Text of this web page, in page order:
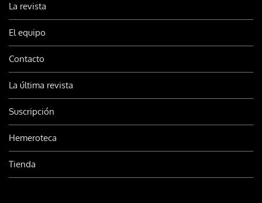
La revista
El equipo
Contacto
La última revista
Suscripción
Hemeroteca
Tienda